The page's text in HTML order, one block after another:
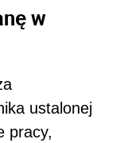
w
ustalonej
pracy,